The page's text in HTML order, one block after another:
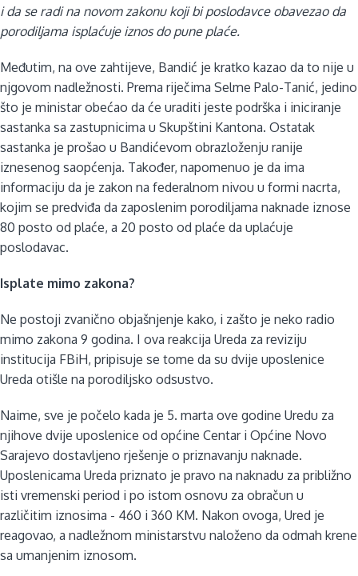
i da se radi na novom zakonu koji bi poslodavce obavezao da
porodiljama isplaćuje iznos do pune plaće.
Međutim, na ove zahtijeve, Bandić je kratko kazao da to nije u
njgovom nadležnosti. Prema riječima Selme Palo-Tanić, jedino
što je ministar obećao da će uraditi jeste podrška i iniciranje
sastanka sa zastupnicima u Skupštini Kantona. Ostatak
sastanka je prošao u Bandićevom obrazloženju ranije
iznesenog saopćenja. Također, napomenuo je da ima
informaciju da je zakon na federalnom nivou u formi nacrta,
kojim se predviđa da zaposlenim porodiljama naknade iznose
80 posto od plaće, a 20 posto od plaće da uplaćuje
poslodavac.
Isplate mimo zakona?
Ne postoji zvanično objašnjenje kako, i zašto je neko radio
mimo zakona 9 godina. I ova reakcija Ureda za reviziju
institucija FBiH, pripisuje se tome da su dvije uposlenice
Ureda otišle na porodiljsko odsustvo.
Naime, sve je počelo kada je 5. marta ove godine Uredu za
njihove dvije uposlenice od općine Centar i Općine Novo
Sarajevo dostavljeno rješenje o priznavanju naknade.
Uposlenicama Ureda priznato je pravo na naknadu za približno
isti vremenski period i po istom osnovu za obračun u
različitim iznosima - 460 i 360 KM. Nakon ovoga, Ured je
reagovao, a nadležnom ministarstvu naloženo da odmah krene
sa umanjenim iznosom.